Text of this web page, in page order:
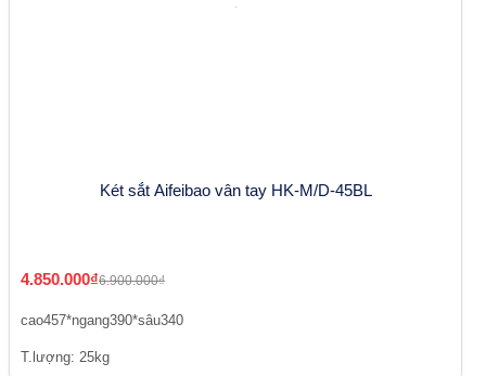
Két sắt Aifeibao vân tay HK-M/D-45BL
4.850.000₫6.900.000₫
cao457*ngang390*sâu340
T.lượng: 25kg